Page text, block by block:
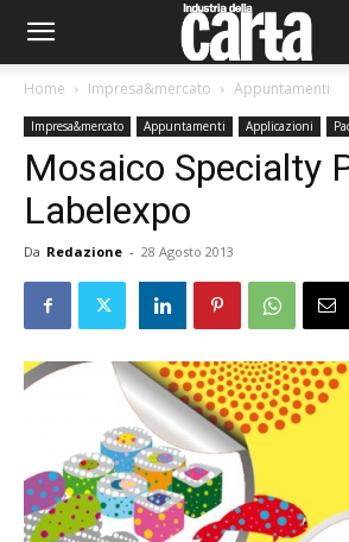
Home Impresa&mercato Appuntamenti
Impresa&mercato Appuntamenti Applicazioni
Mosaico Specialty
Labelexpo
Da Redazione - 28 Agosto 2013